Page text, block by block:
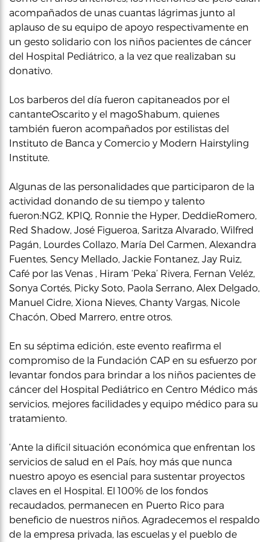
acompañados de unas cuantas lágrimas junto al
aplauso de su equipo de apoyo respectivamente en
un gesto solidario con los niños pacientes de cáncer
del Hospital Pediátrico, a la vez que realizaban su
donativo.
Los barberos del día fueron capitaneados por el
cantanteOscarito y el magoShabum, quienes
también fueron acompañados por estilistas del
Instituto de Banca y Comercio y Modern Hairstyling
Institute.
Algunas de las personalidades que participaron de la
actividad donando de su tiempo y talento
fueron:NG2, KPIQ, Ronnie the Hyper, DeddieRomero,
Red Shadow, José Figueroa, Saritza Alvarado, Wilfred
Pagán, Lourdes Collazo, María Del Carmen, Alexandra
Fuentes, Sency Mellado, Jackie Fontanez, Jay Ruiz,
Café por las Venas , Hiram ‘Peka’ Rivera, Fernan Veléz,
Sonya Cortés, Picky Soto, Paola Serrano, Alex Delgado,
Manuel Cidre, Xiona Nieves, Chanty Vargas, Nicole
Chacón, Obed Marrero, entre otros.
En su séptima edición, este evento reafirma el
compromiso de la Fundación CAP en su esfuerzo por
levantar fondos para brindar a los niños pacientes de
cáncer del Hospital Pediátrico en Centro Médico más
servicios, mejores facilidades y equipo médico para su
tratamiento.
‘Ante la difícil situación económica que enfrentan los
servicios de salud en el País, hoy más que nunca
nuestro apoyo es esencial para sustentar proyectos
claves en el Hospital. El 100% de los fondos
recaudados, permanecen en Puerto Rico para
beneficio de nuestros niños. Agradecemos el respaldo
de la empresa privada, las escuelas y el pueblo de